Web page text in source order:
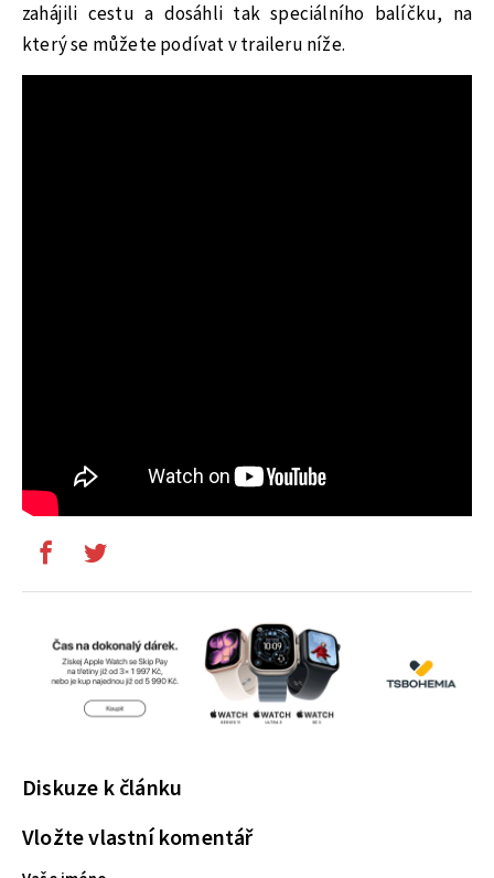
zahájili cestu a dosáhli tak speciálního balíčku, na
který se můžete podívat v traileru níže.
Diskuze k článku
Vložte vlastní komentář